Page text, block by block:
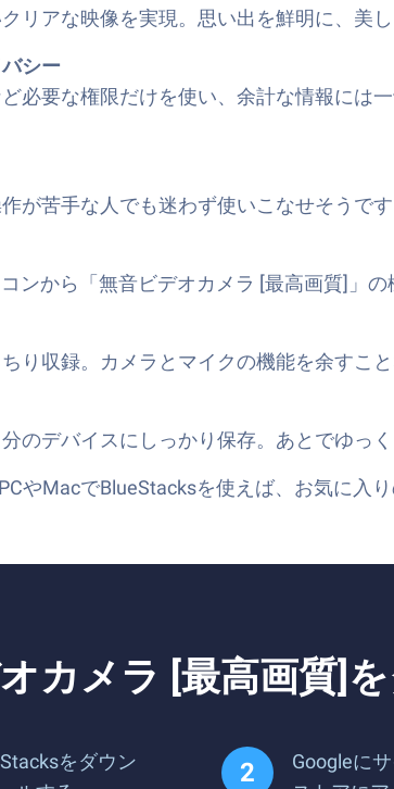
リアな映像を実現。思い出を鮮明に、美し
シー
必要な権限だけを使い、余計な情報には
が苦手な人でも迷わず使いこなせそうです
ンから「無音ビデオカメラ [最高画質]」
り収録。カメラとマイクの機能を余すこと
のデバイスにしっかり保存。あとでゆっ
やMacでBlueStacksを使えば、お気に入り
カメラ [最高画質]
をダウン
Googleに